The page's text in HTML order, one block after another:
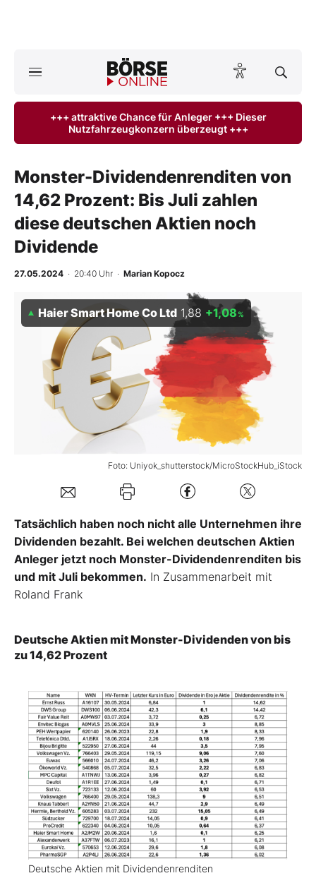
ktuelle Ausgabe BÖRSE ONLINE lesen
Anlageprodukte
Finanz-Check
Abo & Shop
BO-Musterdepots
Experten
Mein B:O
Mein Konto
Folgen Sie uns
Kontakt
+++ attraktive Chance für Anleger +++ Dieser
Nutzfahrzeugkonzern überzeugt +++
Monster-Dividendenrenditen von
14,62 Prozent: Bis Juli zahlen
diese deutschen Aktien noch
Dividende
27.05.2024 · 20:40 Uhr · Marian Kopocz
Foto: Uniyok_shutterstock/MicroStockHub_iStock
Haier Smart Home Co Ltd 1,88 +1,08 %
Tatsächlich haben noch nicht alle Unternehmen ihre
Dividenden bezahlt. Bei welchen deutschen Aktien
Anleger jetzt noch Monster-Dividendenrenditen bis
und mit Juli bekommen. In Zusammenarbeit mit
Roland Frank
Deutsche Aktien mit Monster-Dividenden von bis
zu 14,62 Prozent
Deutsche Aktien mit Dividendenrenditen